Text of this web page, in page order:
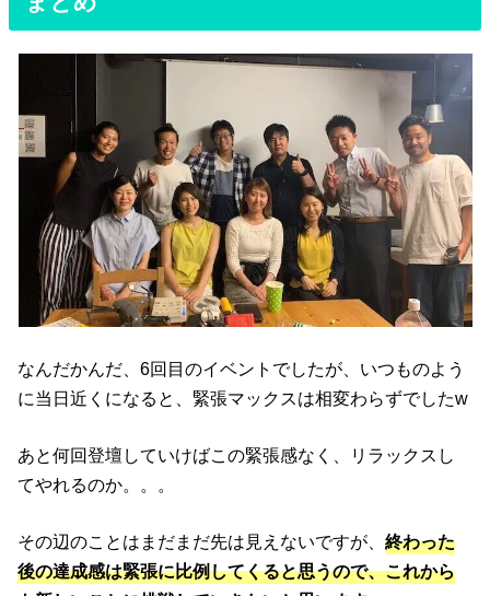
なんだかんだ、6回目のイベントでしたが、いつものよう
に当日近くになると、緊張マックスは相変わらずでしたw
あと何回登壇していけばこの緊張感なく、リラックスし
てやれるのか。。。
その辺のことはまだまだ先は見えないですが、終わった
後の達成感は緊張に比例してくると思うので、これから